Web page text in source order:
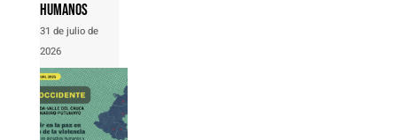
humanos
31 de julio de
2026